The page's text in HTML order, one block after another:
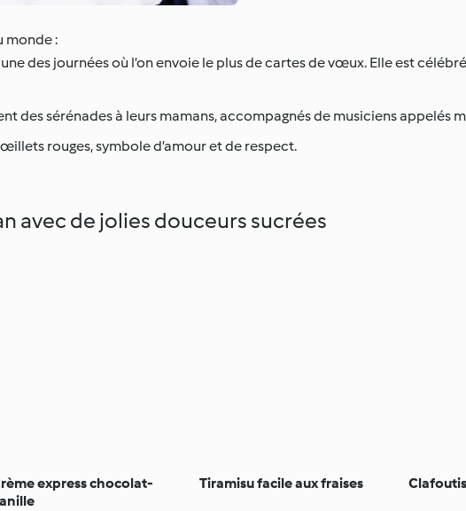
monde :
des journées où l’on envoie le plus de cartes de vœux. Elle est
des sérénades à leurs mamans, accompagnés de musiciens appelés
rouges, symbole d’amour et de respect.
avec de jolies douceurs sucrées
express chocolat-
Tiramisu facile aux fraises